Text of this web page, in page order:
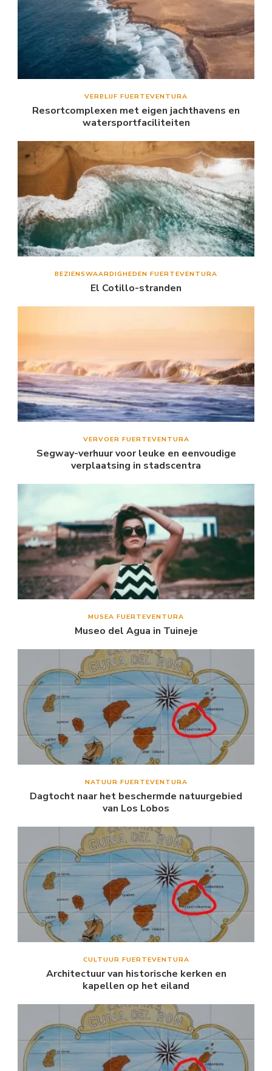
VERBLIJF FUERTEVENTURA
Resortcomplexen met eigen jachthavens en
watersportfaciliteiten
BEZIENSWAARDIGHEDEN FUERTEVENTURA
El Cotillo-stranden
VERVOER FUERTEVENTURA
Segway-verhuur voor leuke en eenvoudige
verplaatsing in stadscentra
MUSEA FUERTEVENTURA
Museo del Agua in Tuineje
NATUUR FUERTEVENTURA
Dagtocht naar het beschermde natuurgebied
van Los Lobos
CULTUUR FUERTEVENTURA
Architectuur van historische kerken en
kapellen op het eiland